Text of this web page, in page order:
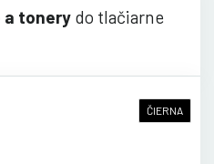
tonery do tlačiarne
ČIERNA